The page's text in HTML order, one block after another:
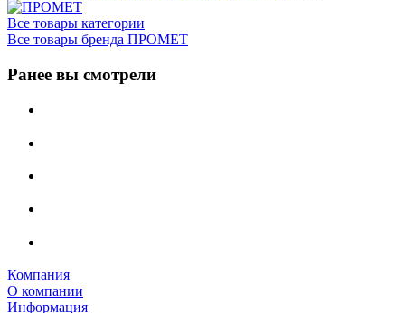
Все товары категории
Все товары бренда ПРОМЕТ
Ранее вы смотрели
Компания
О компании
Информация